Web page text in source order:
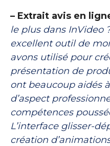
– Extrait avis en
le plus dans InVideo
excellent outil de
avons utilisé pour
présentation de
ont beaucoup aidés
d’aspect
compétences
L’interface glisser-
création